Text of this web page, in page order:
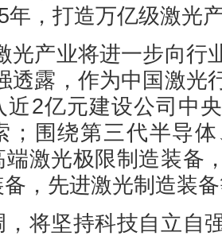
年，打造万亿级激光
产业将进一步向行
透露，作为中国激光
近2亿元建设公司中
；围绕第三代半导
端激光极限制造装备
，先进激光制造装
坚持科技自立自